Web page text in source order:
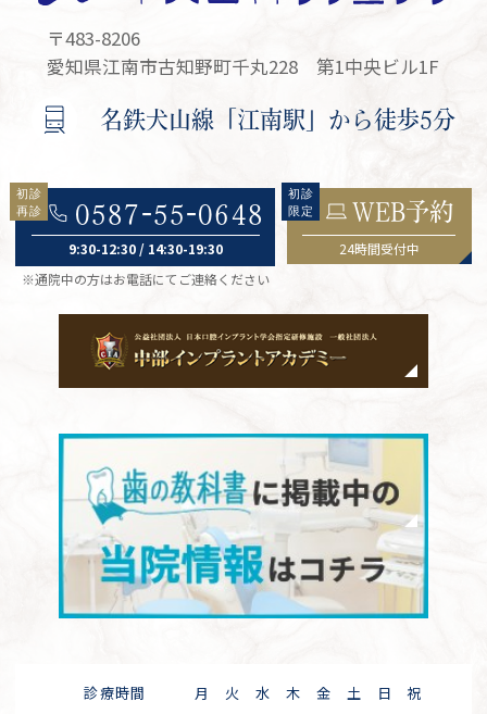
〒483-8206
愛知県江南市古知野町千丸228 第1中央ビル1F
名鉄犬山線「江南駅」から徒歩5分
0587-55-0648
9:30-12:30 / 14:30-19:30
※通院中の方はお電話にてご連絡ください
WEB予約
24時間受付中
診療時間 月 火 水 木 金 土 日 祝